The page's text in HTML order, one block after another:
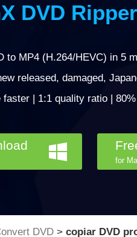
DVD
to MP4 (H.264/HEVC) in 5
released, damaged,
faster | 1:1 quality ratio |
for
DVD > copiar DVD